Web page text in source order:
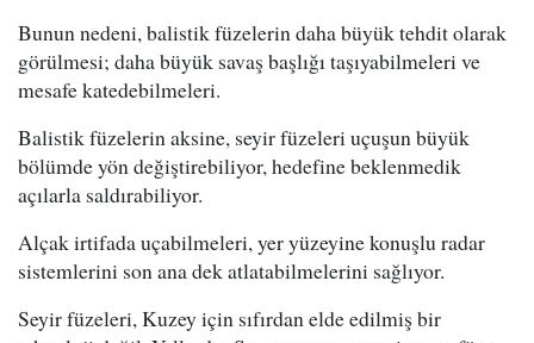
Bunun nedeni, balistik füzelerin daha büyük tehdit olarak
görülmesi; daha büyük savaş başlığı taşıyabilmeleri ve
mesafe katedebilmeleri.
Balistik füzelerin aksine, seyir füzeleri uçuşun büyük
bölümde yön değiştirebiliyor, hedefine beklenmedik
açılarla saldırabiliyor.
Alçak irtifada uçabilmeleri, yer yüzeyine konuşlu radar
sistemlerini son ana dek atlatabilmelerini sağlıyor.
Seyir füzeleri, Kuzey için sıfırdan elde edilmiş bir